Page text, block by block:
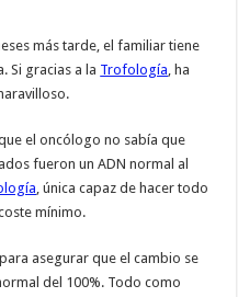
más tarde, el familiar tiene
Si gracias a la Trofología, ha
el oncólogo no sabía que
fueron un ADN normal al
, única capaz de hacer todo
mínimo.
asegurar que el cambio se
del 100%. Todo como